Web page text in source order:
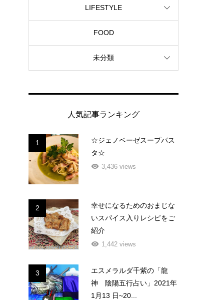
LIFESTYLE
FOOD
未分類
人気記事ランキング
1
☆ジェノベーゼスープパス
タ☆
3,436 views
2
幸せになるためのおまじな
いスパイス入りレシピをご
紹介
1,442 views
3
エスメラルダ千紫の「龍
神 陰陽五行占い」2021年
1月13 日~20...